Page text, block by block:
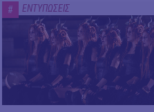
# ΕΝΤΥΠΩΣΕΙΣ